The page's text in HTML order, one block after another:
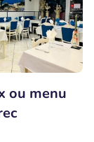
ou menu